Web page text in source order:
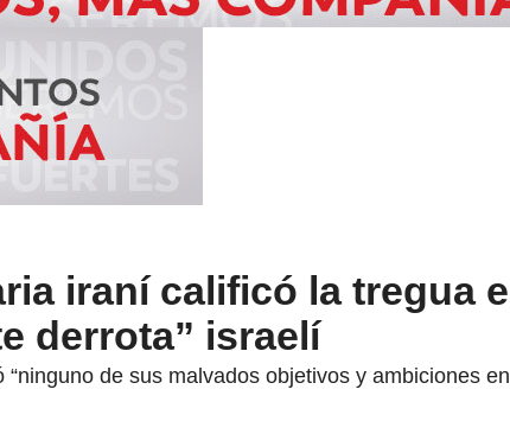
iraní calificó la tregua
derrota” israelí
de sus malvados objetivos y ambiciones